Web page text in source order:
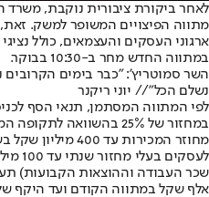
לאחר ביקורת ציבורית נוקבת,
מתווה הפיצויים המשופר למשק.
ארגוני העסקים והעצמאים, כולל
במתווה החדש מחר ב-10:30 בבוקר.
השר סמוטריץ': "כבר בימים
נשלם הכל"// יוני ריקנר
לפי המתווה המסתמן, תנאי הסף
במחזור של 25% בהשוואה
מחוזר המכירות עד 400 מיליון שקל בשנה. זאת בדומה למתווה הקודם.